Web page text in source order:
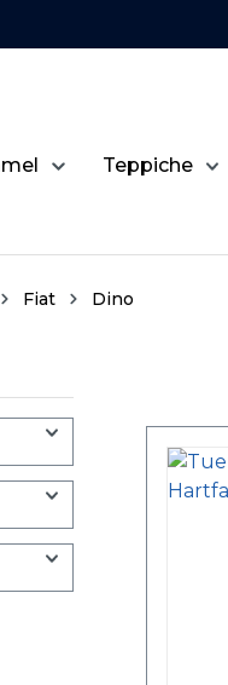
springen
Teppiche
Fiat Dino